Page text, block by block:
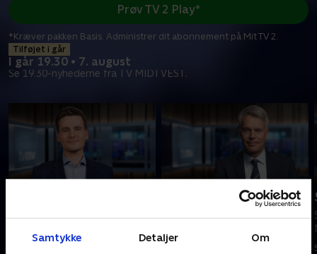
Samtykke Detaljer Om
Tilføjet i går
I går 19.30 • 7. august
Se 19.30-nyhederne fra TV MIDTVEST.
Prøv TV 2 Play*
*Kræver pakken Basis. Administrer dit abonnement på Mit TV 2.
MIDTVEST.